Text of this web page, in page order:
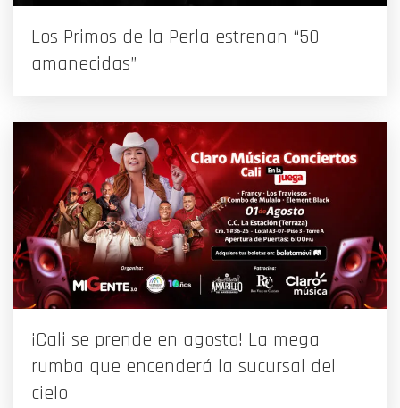
Los Primos de la Perla estrenan “50
amanecidas”
¡Cali se prende en agosto! La mega
rumba que encenderá la sucursal del
cielo